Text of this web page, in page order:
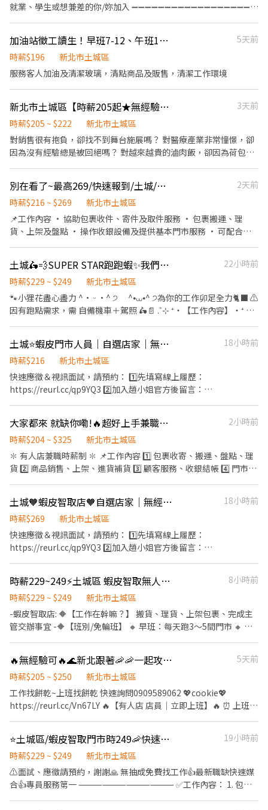
樓 ⭐ 中和力行－智取店｜連勝街19號1樓 ⭐ 中和民享－智取店｜民
號1樓 ⭐ 中和成功－智取店｜成功路1巷8號1樓 ⭐ 中和景平三－智取
店｜景平路638號1樓 ⭐ 中和興南－智取店｜興南路一段179號1樓
🔹 五股區 🏪 五股西雲店｜西雲路70號1樓 ⭐ 五股工商－智取店｜工
商路171號1樓 🔹 永和區 🏪 永和永平店｜仁愛路308號1、2樓 ⭐ 永
和永元－智取店｜永元路97號1樓 ⭐ 永和中山－智取店｜中山路一
段102之1號1樓 ⭐ 永和中興－智取店｜中興街151號1樓 🔹 汐止區
🏪 汐止大同店｜大同路二段667號1樓 🏪 汐止樟樹二店｜樟樹一路
141巷3號1樓 🏪 汐止新昌店｜新昌路12號1樓 🏪 汐止明峰店｜明峰
街15號1樓 🏪 汐止青山店｜青山路29號 ⭐ 汐止秀峰－智取店｜秀峰
路74號1樓 ⭐ 汐止東城－智取店｜康寧街459巷17號1樓 ⭐ 汐止同興
－智取店｜同興路278號1樓 🔹 板橋區 🏪 板橋僑中店｜僑中二街8巷
1號1樓 🏪 板橋三民二店｜三民路一段31巷84號1樓 🏪 板橋長安店
｜長安街331巷61號1樓 🏪 板橋貴興店｜貴興路119巷3號1樓 🏪 板
橋忠孝店｜忠孝路171號1樓 🏪 板橋民治店｜民治街88號1樓 🏪 板
橋裕民店｜裕民街116號1樓 🏪 板橋文聖店｜文聖街173號1樓 🏪 板
橋大觀店｜大觀路二段173號1樓 ⭐ 板橋北門－智取店｜北門街55號
豐－智取店｜永豐街151號1樓 ⭐ 板橋漢生－智取店｜漢生西路165
巷50號1樓 ⭐ 板橋仁化－智取店｜仁化街173號1樓 ⭐ 板橋莒光－智
取店｜莒光路133巷1號1樓 ⭐ 板橋樂群－智取店｜樂群路140號1樓
⭐ 板橋實踐－智取店｜實踐路93巷31號1樓 ⭐ 板橋信義－智取店｜
文化二路二段153號1樓 🏪 林口忠孝店｜忠孝路480號1樓 ⭐ 林口晴
空－智取店｜文化三路一段39巷110號1樓 ⭐ 林口仁愛－智取店｜仁
🔹 泰山區 🏪 泰山仁德店｜仁德路10號1樓 🏪 泰山工專店｜工專路
52號1樓 ⭐ 泰山明志－智取店｜明志路二段291號1樓 ⭐ 泰山泰林－
智取店｜泰林路二段217號1樓 🔹 淡水區 🏪 淡水民族店｜民族路33
巷16-7號1樓 🏪 淡水北新店｜北新路169巷5號 ⭐ 淡水海都－智取店
｜新市三路二段361號1樓 ⭐ 淡水新市－智取店｜新市一路三段162
號1樓 🔹 新店區 🏪 新店三民店｜三民路67號1樓 🏪 新店安康三店｜
安康路三段175號1樓 🏪 新店安和店｜安和路二段163號1樓 🏪 新店
北宜店｜北宜路二段69號1樓 🏪 新店中興二店｜中興路三段189號1
樓 🏪 新店百忍店｜百忍街1-1號1樓 ⭐ 新店安祥－智取店｜安祥路
125號1樓 ⭐ 新店清潭－智取店｜北宜路二段201號1樓 ⭐ 新店七張
－智取店｜北新路二段20號1樓 ⭐ 新店安康－智取店｜安康路二段
161號1樓 🔹 新莊區 🏪 新莊五工店｜五工路92號1樓 🏪 新莊新泰店
｜新泰路8號1樓 🏪 新莊民安二店｜民安西路50號1樓 🏪 新莊建福店
｜建福路59巷13號1樓 🏪 新莊雙鳳店｜雙鳳路34號1樓 🏪 新莊龍安
頭前路38號1樓 ⭐ 新莊體育－智取店｜公園路95號1樓 ⭐ 新莊中港二
－智取店｜中港一街126號1樓 ⭐ 新莊中正－智取店｜中正路881-16
號1樓 ⭐ 新莊榮華－智取店｜榮華路一段58號1樓 ⭐ 新莊公園－智取
店｜公園路60號1樓 🔹 萬里區 ⭐ 萬里瑪鋉－智取店｜瑪鋉路41號
1、2樓 🔹 蘆洲區 🏪 蘆洲民族二店｜民族路151號1樓 🏪 蘆洲民族三
店｜民族路327巷24號1樓 ⭐ 蘆洲水湳－智取店｜水湳街31號1樓 ⭐
蘆洲長安二－智取店｜長安街44號1樓 ––––––––––––––––––––––
–––––––––––––––––––––––––––––––– 🔽🔽🔽如何應徵？🔽🔽🔽
➊填寫履歷：https://reurl.cc/ep0VEQ ➋加入留言：
https://lin.ee/P5tPoOQ 或加 @504xbfkt 💥截圖職缺文💥 私訊留
下 ⌜姓名✚電話 指名威爾森 專員」
三重、土城、中和、永和、汐止、板橋、淡水、新店、新莊、蘆洲
━━━━━━━━━━━━ 📩 【火速卡位應徵流程】 ➊ 點擊填寫
廠商制式履歷（1分鐘完成，快速安排送審）： 👉
https://reurl.cc/Wbek79 🔒 【隱私防線】個資僅供廠商審核，敏感
欄位（身分證/詳細地址）錄取前皆可先不填！ ➋加入留言： 👉
https://lin.ee/OBnhVN5 私訊留下 ⌜姓名+電話 +應徵蝦皮門市人
員」💥
就業、學生或想兼差的你/妳加入 ➖➖➖➖➖➖➖➖➖➖➖➖➖➖➖➖➖➖➖
班：07:00~15:00 中 班：15:00~23:00 晚班工讀：(17或18時
段)~23：00 大夜班：23:00~07:00 ⭐工作薪資⭐ 時薪196$（夜班津
貼+15） ⭐每月休假⭐ 月排休8天 ⭐滿半年評估工作績效及出勤轉正
段83號 桃園市桃園區經國路879號 桃園市平鎮區金陵路五段230號
桃園市八德區廣福路1355號 新北市三芝區北海路二段168號 新北市
加油站徵工讀生！早班7-12、午班12-17、假日12/17、大夜班、假日班
5天前
時薪$196
新北市土城區
服務客人加油及清潔玻璃，清點商品及販售，清潔工作環境
新北市土城區【時薪205起★無經驗可★福利優】_門市兼職、實習
3天前
時薪$205 ~ $222
新北市土城區
對銷售很有抱負，卻找不到舞台施展嗎？ 對醫療產業非常憧憬，卻
因為沒有經驗總是被回絕嗎？ 對越來越貴的滷肉飯，卻因為荷包縮
【210起】，每月額外另享月獎金！ ●高於連鎖界的時薪 ●促進成
長的教育訓練 ●舒適的就業環境 ●豐厚的各類獎金，兼職也享三節
●透明的升遷制度，轉正年資可累計 【工作內容】 （1）門市產品
銷售、顧客服務 （2）專業衛教諮詢、學習醫療相關知識 （3）醫療
別在看了~最高269/快速報到/土城/打工/兼職
2天前
時薪$216 ~ $269
新北市土城區
📌工作內容 • 協助包裹收件、寄件及取件服務 • 包裹搬運、理
貨、上架及盤點 • 操作收銀設備及提供基本門市服務 • 可配合支
07:30－12:30 08:00－13:00 08:30－13:30 📍智取店（晚班） 17:30
－22:30 17:30－23:30 18:30－22:30 18:30－23:30 📍夜班 • 23:30
－03:30（2～4小時） 📍假日班 • 早班：07:00－12:00 • 晚班：
17:30－23:30（2～6小時） ※ 一般班別每日約2～6小時，依實際排
269元／時（含夜班津貼） 🎁 福利制度 ✅ 固定班別（免輪班） ✅ 完
整教育訓練，免經驗可 ✅ 勞健保、勞退依法辦理 ✅ 冷氣工作環境 ✅
表現優良可轉正（依公司規定） ✅ 介紹親友最高享600元介紹獎金
🚀 快速面試 週一至週五皆可安排線上說明與送審，在家即可完成初
步流程，最快隔天即可報到！ 📍工作地點 土城延吉 - 智取店 新北市
土城區延吉街26號與28號1樓 土城明德店 新北市土城區明德路一段
309號1樓 土城中正店 新北市土城區中正路67巷20號1樓 土城立仁
店 新北市土城區立仁街6號1樓 土城金安 - 智取店 新北市土城區金安
街36號1樓 土城學府店 新北市土城區學府路一段91號1樓 土城裕生 -
智取店 新北市土城區裕生路28號1樓 熱門門市缺額異動快速，額滿
即停止招募，建議有興趣立即投遞。 🔆 快速報名方式 🔆 填寫履歷:
https://reurl.cc/qazWjN 加入官方帳號👉 https://lin.ee/kd7Hi9b
留下【全名＋電話＋應徵蝦皮門市（職缺截圖）】
土城🛵💨SUPER STAR跑跑蝦✨我們一起跑起來📦🅢Ⓗ🅞Ⓟ🅔Ⓔ智取人員
22小時前
時薪$229 ~ $249
新北市土城區
🐾小狸花盡心盡力 ^• ᵕ •^ ੭ ^⦁⩊⦁^ ੭為你的工作卯足全力🐈‍⬛ ⚠️
因有跑點需求，需 自備機車＋駕照 🛵📄 .˚⊹ ⁺‧【工作內容】‧⁺ ⊹˚.
到店調整工作內容 🤝 支援鄰近有人店的門市運作 .˚⊹ ⁺‧【上班時
間】‧⁺ ⊹˚. ☀️ 早班：07:00～12:00、07:30～12:30、08:00～
13:00、08:30～13:30 🌙 晚班：17:30～22:30、17:30～23:30、
18:30～22:30、18:30～23:30 🗓️ 假日早班：07:00～12:00 🗓️ 假日晚
班：17:30～23:30 .˚⊹ ⁺‧【 休假制度】‧⁺ ⊹˚. 📌 採排休制（無固
度】‧⁺ ⊹˚. ☀️ 早班：229 /H 🌙 晚班：249 /H .˚⊹ ⁺‧【超級亮
點】‧⁺ ⊹˚. ❤️ 合法合規：合法投保、合法給薪 🧡 推薦獎金：找朋
間彈性超好配 💙 補貼照顧：交通工具油資修繕，我們挺你 💜 族群
友善：身份不設限，歡迎各種背景的你！ .˚⊹ ⁺‧【 工作地點】‧⁺
⊹˚. 📍一個店點代表一個區域，會跑附近多家門市 土城延吉 - 智取店
新北市土城區延吉街26號與28號 土城金安 - 智取店 新北市土城區金
安街36號 土城裕生 - 智取店 新北市土城區裕生路28號 ☝️ 點選【立
即應徵】我會速度回覆你！ ✌️ 或加入 🅻🅸🅽🅴：
https://lin.ee/8rsUSDv 🤟 留言「姓名＋電話＋截圖職缺」就能聯
繫上～ 若想參考其他職缺，可以到我的Threads，看更多更多的職
缺喔♬ My Threads：tsaipei_ruby https://reurl.cc/7b2vad 別害
羞❌別害怕❌找工作聯繫我⭕
土城⭐蝦皮門市人員｜自選店家｜無經驗可｜快速報到❤️
18小時前
時薪$216
新北市土城區
快速應徵＆視訊面試，請預約： 1️⃣先填寫線上履歷：
https://reurl.cc/qp9YQ3 2️⃣加入趙小姐官方後留言：
工作內容： 1. 包裹收寄、搬運、盤點、理貨 2. 協助門市服務與收銀
作業 3. 維持環境清潔 4. 配合調店及支援工作 5. 協助門市日常營運維
護 ✅工作時間： 早班：10:30-17:30 晚班：16:15-22:45、18:45-
22:45 假日班：10:30-22:45 *皆為彈性排班，視情況加班 ＊ 一週至
城立仁店 新北市土城區立仁街6號1樓 土城明德店 新北市土城區明
德路一段309號1樓 土城學府店 新北市土城區學府路一段91號1樓 😊
門市缺額變動很快很快，先搶先贏 ＊＊＊＊＊＊＊＊＊＊＊＊＊＊
＊＊＊＊＊＊ ☑️至少配合四個月以上 ☑️ 需配合加班，搬運重物（約
15 公斤） 💡皆會提供完整教育訓練＋店面實習，新手也OK！💡
大家都來 就缺你嘞!🔥超好上手兼職爆款‼️高時薪💰可預支｜土城區
2小時前
時薪$204 ~ $325
新北市土城區
✽ 有人店兼職時薪制 ✽ 📌工作內容 1️⃣ 包裹收寄、搬運、盤點、理
貨 2️⃣ 商品銷售、上架、進貨補貨 3️⃣ 顧客服務、收銀結帳 4️⃣ 門市環
11:00-17:30 （主要以6小時班別為主） 🔸晚班 16:15／18:45－
22:45 📍需配合週一至週日排班 📍一週至少可配合4天 📍兩週排班一
次 📍無法只固定單一時段 💰薪資待遇 時薪 $196～236 （含區域津
貼／班別津貼／夜班津貼）
━━━━━━━━━━━━━━━━━━ ✽ 智取店兼職時薪制 ✽
單日跑點支援鄰近門市 4️⃣ 主管交辦事項 ✔ 提供完整教育訓練及店
面實習 ✔ 需具備機車駕照與機車 🕒工作時間 🔸早班 07:00／08:30
17:00 📍固定班別（免輪班） 📍一週至少可配合4天 📍假日需可配合
排班 📍需能接受臨時性加班 💰薪資待遇 時薪 $209～259 （含區域
津貼／交通津貼／班別津貼／夜班津貼）
━━━━━━━━━━━━━━━━━━ ✅ 無經驗可 ✅ 學生／二度
就業可 ✅ 長期兼職佳 ✅ 工作穩定、福利完善 📩 歡迎私訊了解工作
地點與缺額！ ---------------------------------\ 土城延吉 - 智取店
新北市土城區延吉街26號與28號1樓 土城明德店 新北市土城區明德
路一段309號1樓 土城中正店 新北市土城區中正路67巷20號1樓 土
城立仁店 新北市土城區立仁街6號1樓 土城金安 - 智取店 新北市土城
區金安街36號1樓 土城學府店 新北市土城區學府路一段91號1樓 土
城裕生 - 智取店 新北市土城區裕生路28號1樓
土城🧡蝦皮智取店🧡自選店家｜無經驗可｜快速報到
18小時前
時薪$269
新北市土城區
快速應徵＆視訊面試，請預約： 1️⃣先填寫線上履歷：
https://reurl.cc/qp9YQ3 2️⃣加入趙小姐官方後留言：
工作內容： 1. 包裹收寄、搬運、盤點、理貨、上架等 2. 維持門市作
業區環境、清潔維護作業 3. 智取店為無人商店，有單日跑點1-5間
門市 4. 須配合蝦皮店到店工作內容調整 5. 須配合鄰近有人店門市支
援 ✅工作時間： 早班：07:00~08:30起班-13:30 晚班：17:30~18:30
起班-23:30 夜班： 23:30–03:30 (彈性排班2-6小時視情況加班) ＊假
=$229 晚班另有獎金+20=時薪$249 夜班$269 ✅工作地點：(可自選
店點) 土城延吉 - 智取店 新北市土城區延吉街26號與28號1樓 土城金
土城區裕生路28號1樓 夜班 土城裕生 - 智取店 新北市土城區裕生路
28號1樓 ☑️需有機車&駕照 ☑️至少配合四個月以上 💡皆會提供完整
教育訓練＋店面實習，新手也OK！💡 💡員工福利：享汽機車油資補
貼、修繕補貼、推薦獎金
時薪229~249⚡土城區 蝦皮智取無人店PT🎈無經驗OK/固定班別
8小時前
時薪$229 ~ $249
新北市土城區
-蝦皮智取店: 🔶【工作在幹嘛？】 搬貨、理貨、上架包裹、完成主
管交辦事宜 -🔶【班別/免輪班】 🔸 早班：每天跑3～5間門市 🔸 晚
要能配合排班~~~ - 🔶【智取店所需條件】 • 有駕照、有機車，需
要支援鄰近智取店 • 可搬重10~15KG 物流箱 • 若沒有機車的話可
考慮蝦皮一般有人店應徵 - 🔶【時薪】:229~249 🔶【門店缺額】 新
北市土城區延吉街26號與28號1樓 新北市土城區金安街36號1樓 新
北市土城區裕生路28號1樓 - 🔸【依法投保】❶勞保。❷團保。❸勞
👇 🔜請加入專員窗口 : https://lin.ee/sSSCigY 加入後留言:姓名/電
話/找威利 安排面試 蝦皮(地區) ⛔無抽成無費用✊其他職缺也可詢問
🔥無經驗可🔥🌊新北跟著🦐🦐一起攻進寬闊的天地
5天前
時薪$205 ~ $250
新北市土城區
工作找餅乾~上班找餅乾 快速詢問0909589062 💖cookie💖
https://reurl.cc/Vn67LY 🔥【有人店 店員｜立即上班】🔥 ⏰ 上班時
支援佳（兼職可不調店） 📅 排班 ✔ 含假日 ✔ 週排 3–5 天 💰 薪資 時
薪 $196～230 ✨ 福利 ✔ 固定早／晚班（免輪班） ✔ 完整教育訓練
⸻ 🔥【智取店 店員｜免顧客服務】🔥 ⏰ 上班時段 早班 07:00–
13:30 晚班 17:30–23:30 18:30-23:30 夜班 23:30-03:30 （日排 2–5
⭐土城區/蝦皮智取門市時249🦐快速報到🌈
19小時前
時薪$229 ~ $249
新北市土城區
⚠️面試、應徵請預約，謝謝🙏 無抽成免費找工作👍最新職缺快速媒
合👍專員服務第一 ⸻⸻⸻⸻ ✅工作內容： 1. 包裹